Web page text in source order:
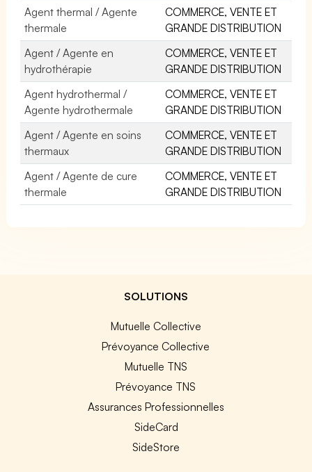
Agent thermal / Agente
thermale
COMMERCE, VENTE ET
GRANDE DISTRIBUTION
Agent / Agente en
hydrothérapie
COMMERCE, VENTE ET
GRANDE DISTRIBUTION
Agent hydrothermal /
Agente hydrothermale
COMMERCE, VENTE ET
GRANDE DISTRIBUTION
Agent / Agente en soins
thermaux
COMMERCE, VENTE ET
GRANDE DISTRIBUTION
Agent / Agente de cure
thermale
COMMERCE, VENTE ET
GRANDE DISTRIBUTION
SOLUTIONS
Mutuelle Collective
Prévoyance Collective
Mutuelle TNS
Prévoyance TNS
Assurances Professionnelles
SideCard
SideStore